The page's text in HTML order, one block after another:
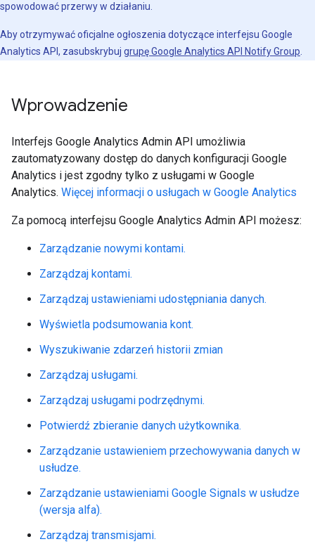
spowodować przerwy w działaniu.
Aby otrzymywać oficjalne ogłoszenia dotyczące interfejsu Google
Analytics API, zasubskrybuj grupę Google Analytics API Notify Group
Wprowadzenie
Interfejs Google Analytics Admin API umożliwia
zautomatyzowany dostęp do danych konfiguracji Google
Analytics i jest zgodny tylko z usługami w Google
Analytics. Więcej informacji o usługach w Google Analytics
Za pomocą interfejsu Google Analytics Admin API możesz:
Zarządzanie nowymi kontami.
Zarządzaj kontami.
Zarządzaj ustawieniami udostępniania danych.
Wyświetla podsumowania kont.
Wyszukiwanie zdarzeń historii zmian
Zarządzaj usługami.
Zarządzaj usługami podrzędnymi.
Potwierdź zbieranie danych użytkownika.
Zarządzanie ustawieniem przechowywania danych w
usłudze.
Zarządzanie ustawieniami Google Signals w usłudze
(wersja alfa).
Zarządzaj transmisjami.